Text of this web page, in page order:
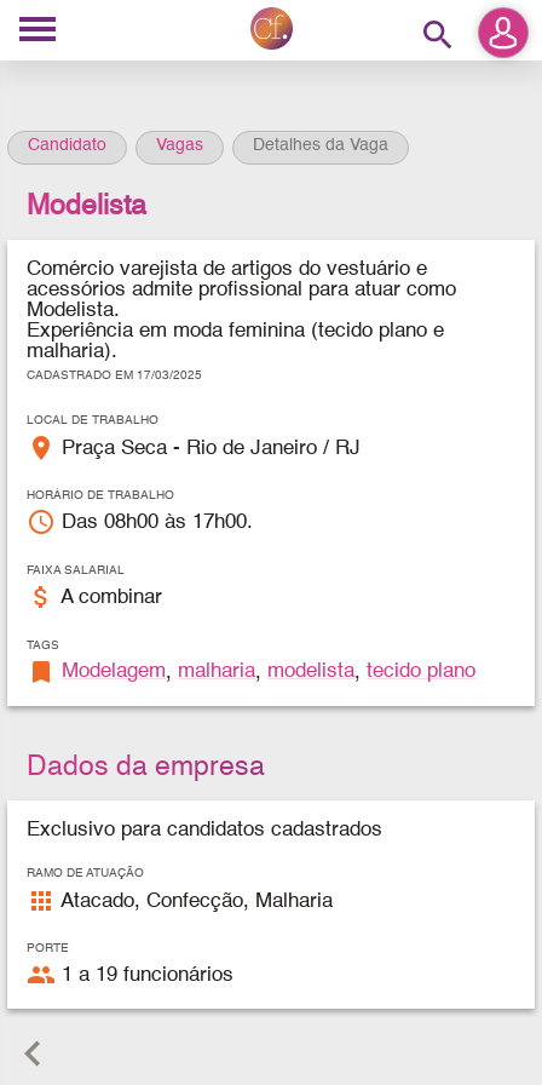
search
Candidato Vagas Detalhes da Vaga
Modelista
Comércio varejista de artigos do vestuário e
acessórios admite profissional para atuar como
Modelista.
Experiência em moda feminina (tecido plano e
malharia).
CADASTRADO EM 17/03/2025
LOCAL DE TRABALHO
place Praça Seca - Rio de Janeiro / RJ
HORÁRIO DE TRABALHO
access_time Das 08h00 às 17h00.
FAIXA SALARIAL
attach_money A combinar
TAGS
bookmark Modelagem, malharia, modelista,tecido plano
Dados da empresa
Exclusivo para candidatos cadastrados
RAMO DE ATUAÇÃO
apps Atacado, Confecção, Malharia
PORTE
people 1 a 19 funcionários
keyboard_arrow_left